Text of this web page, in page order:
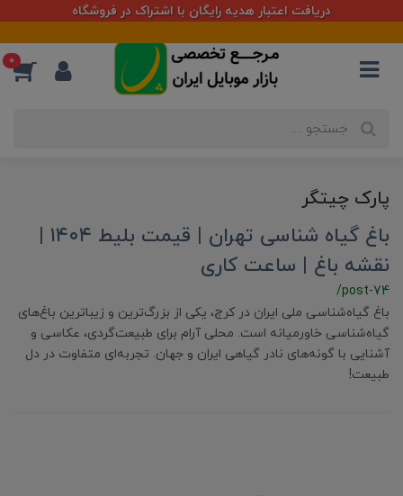
دریافت اعتبار هدیه رایگان با اشتراک در فروشگاه
0
پارک چیتگر
باغ گیاه شناسی تهران | قیمت بلیط ۱۴۰۴ |
نقشه باغ | ساعت کاری
/post-74
باغ گیاه‌شناسی ملی ایران در کرج، یکی از بزرگ‌ترین و زیباترین باغ‌های
گیاه‌شناسی خاورمیانه است. محلی آرام برای طبیعت‌گردی، عکاسی و
آشنایی با گونه‌های نادر گیاهی ایران و جهان. تجربه‌ای متفاوت در دل
طبیعت!